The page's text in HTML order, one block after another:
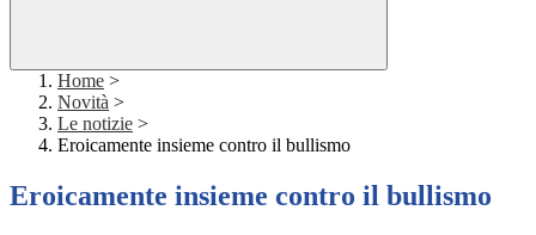
Home >
Novità >
Le notizie >
Eroicamente insieme contro il bullismo
Eroicamente insieme contro il bullismo